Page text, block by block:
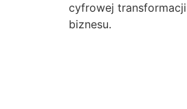
cyfrowej
biznesu.